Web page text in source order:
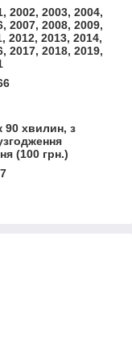
2002, 2003, 2004,
2007, 2008, 2009,
2012, 2013, 2014,
2017, 2018, 2019,
90 хвилин, з
(100 грн.)